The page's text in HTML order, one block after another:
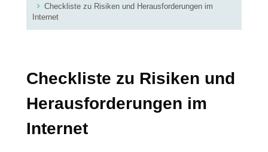
Checkliste zu Risiken und Herausforderungen im
Internet
Checkliste zu Risiken und
Herausforderungen im
Internet